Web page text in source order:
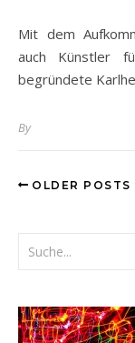
Mit dem Aufkommen der Computer interessierten sich
auch Künstler
begründete
By
OLDER POSTS